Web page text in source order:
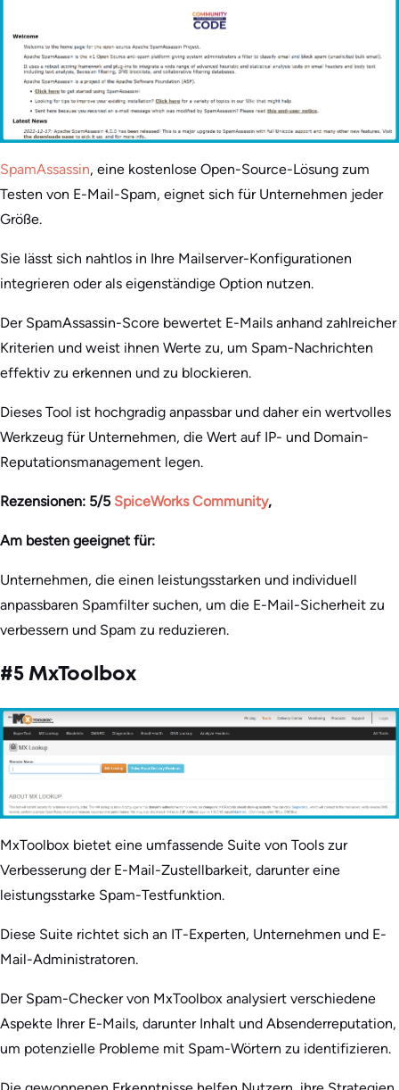
SpamAssassin, eine kostenlose Open-Source-Lösung zum
Testen von E-Mail-Spam, eignet sich für Unternehmen jeder
Größe.
Sie lässt sich nahtlos in Ihre Mailserver-Konfigurationen
integrieren oder als eigenständige Option nutzen.
Der SpamAssassin-Score bewertet E-Mails anhand zahlreicher
Kriterien und weist ihnen Werte zu, um Spam-Nachrichten
effektiv zu erkennen und zu blockieren.
Dieses Tool ist hochgradig anpassbar und daher ein wertvolles
Werkzeug für Unternehmen, die Wert auf IP- und Domain-
Reputationsmanagement legen.
Rezensionen: 5/5 SpiceWorks Community,
Am besten geeignet für:
Unternehmen, die einen leistungsstarken und individuell
anpassbaren Spamfilter suchen, um die E-Mail-Sicherheit zu
verbessern und Spam zu reduzieren.
#5 MxToolbox
MxToolbox bietet eine umfassende Suite von Tools zur
Verbesserung der E-Mail-Zustellbarkeit, darunter eine
leistungsstarke Spam-Testfunktion.
Diese Suite richtet sich an IT-Experten, Unternehmen und E-
Mail-Administratoren.
Der Spam-Checker von MxToolbox analysiert verschiedene
Aspekte Ihrer E-Mails, darunter Inhalt und Absenderreputation,
um potenzielle Probleme mit Spam-Wörtern zu identifizieren.